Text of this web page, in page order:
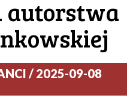
/ 2025-09-08